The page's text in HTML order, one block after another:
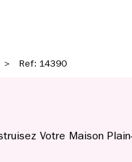
> Ref: 14390
Votre Maison